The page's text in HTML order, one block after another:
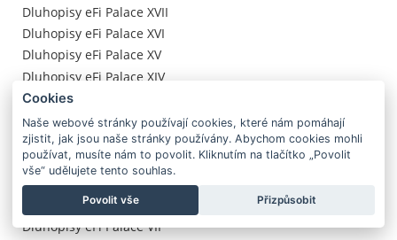
Dluhopisy eFi Palace XVII
Dluhopisy eFi Palace XVI
Dluhopisy eFi Palace XV
Dluhopisy eFi Palace XIV
Dluhopisy eFi Palace XIII
Dluhopisy eFi Palace XII
Dluhopisy eFi Palace XI
Dluhopisy eFi Palace X
Dluhopisy eFi Palace IX
Dluhopisy eFi Palace VIII
Dluhopisy eFi Palace VII
Cookies
Naše webové stránky používají cookies, které nám pomáhají
zjistit, jak jsou naše stránky používány. Abychom cookies mohli
používat, musíte nám to povolit. Kliknutím na tlačítko „Povolit
vše“ udělujete tento souhlas.
Povolit vše Přizpůsobit